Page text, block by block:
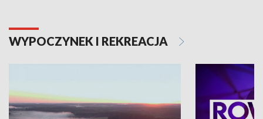
WYPOCZYNEK I REKREACJA